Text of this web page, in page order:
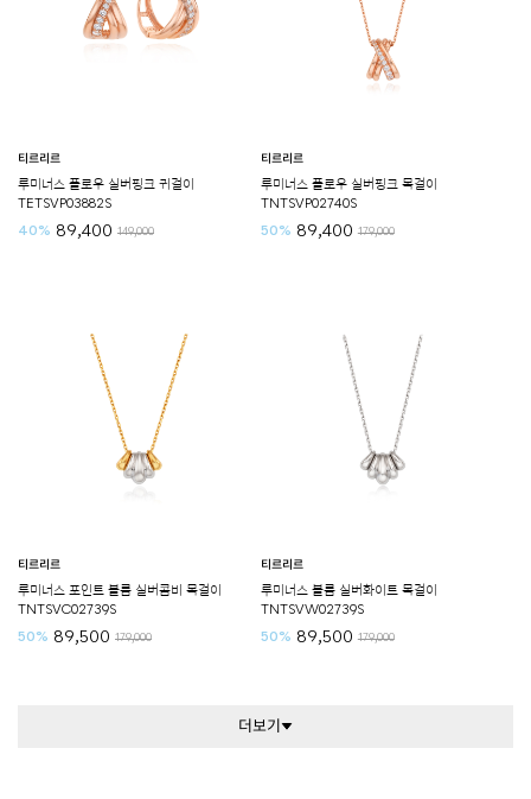
티르리르
루미너스 플로우 실버핑크 귀걸이
TETSVP03882S
40% 89,400 149,000
티르리르
루미너스 플로우 실버핑크 목걸이
TNTSVP02740S
50% 89,400 179,000
티르리르
루미너스 포인트 블룸 실버콤비 목걸이
TNTSVC02739S
50% 89,500 179,000
티르리르
루미너스 블룸 실버화이트 목걸이
TNTSVW02739S
50% 89,500 179,000
더보기